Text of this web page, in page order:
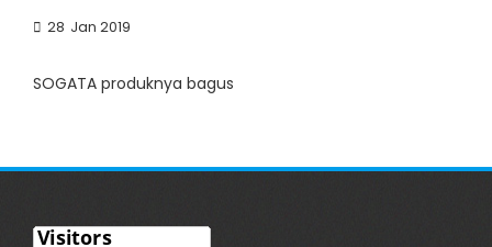
28 Jan 2019
SOGATA produknya bagus